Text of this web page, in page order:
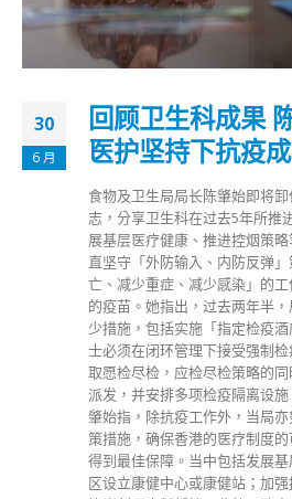
30
6 月
回顾卫生科成果
医护坚持下抗疫
食物及卫生局局长陈肇始即将
志，分享卫生科在过去5年所推
展基层医疗健康、推进控烟策
直坚守「外防输入、内防反弹
亡、减少重症、减少感染」的
的疫苗。她指出，过去两年半
少措施，包括实施「指定检疫
士必须在闭环管理下接受强制
取愿检尽检，应检尽检策略的
派发，并安排多项检疫隔离设
肇始指，除抗疫工作外，当局
策措施，确保香港的医疗制度
得到最佳保障。当中包括发展
区设立康健中心或康健站；加